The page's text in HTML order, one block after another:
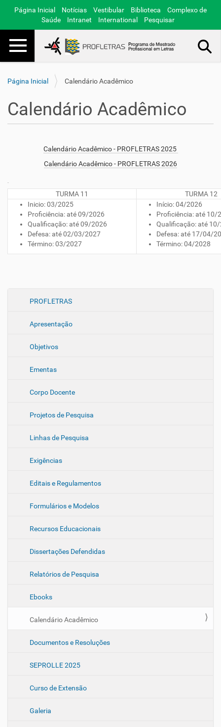
Página Inicial Notícias Vestibular Biblioteca
Complexo de
Saúde
Intranet International Pesquisar
Toggle navigation
Página Inicial
Calendário Acadêmico
PROFLETRAS
Apresentação
Objetivos
Ementas
Corpo Docente
Projetos de Pesquisa
Linhas de Pesquisa
Exigências
Editais e Regulamentos
Formulários e Modelos
Recursos Educacionais
Dissertações Defendidas
Relatórios de Pesquisa
Ebooks
Calendário Acadêmico
Documentos e Resoluções
SEPROLLE 2025
Curso de Extensão
Galeria
Calendário Acadêmico
Calendário Acadêmico - PROFLETRAS 2025
Calendário Acadêmico - PROFLETRAS 2026
TURMA 11
TURMA 12
Inicio: 03/2025
Proficiência: até 09/2026
Qualificação: até 09/2026
Defesa: até 02/03/2027
Término: 03/2027
Início: 04/2026
Proficiência: até 10/
Qualificação: até
Defesa: até 17/04/
Término: 04/2028